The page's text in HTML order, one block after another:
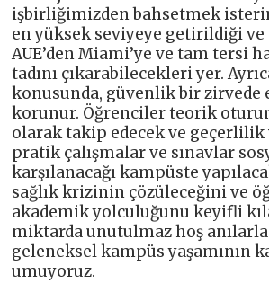
işbirliğimizden bahsetmek
en yüksek seviyeye getirildiği
AUE’den Miami’ye ve tam tersi
tadını çıkarabilecekleri yer.
konusunda, güvenlik bir zirvede
korunur. Öğrenciler teorik
olarak takip edecek ve
pratik çalışmalar ve sınavlar
karşılanacağı kampüste
sağlık krizinin çözüleceğini ve
akademik yolculuğunu keyifli
miktarda unutulmaz hoş
geleneksel kampüs yaşamının
umuyoruz.